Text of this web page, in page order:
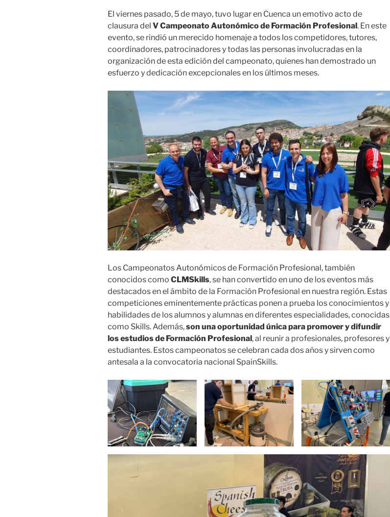
El viernes pasado, 5 de mayo, tuvo lugar en Cuenca un emotivo acto de
clausura del V Campeonato Autonómico de Formación Profesional. En este
evento, se rindió un merecido homenaje a todos los competidores, tutores,
coordinadores, patrocinadores y todas las personas involucradas en la
organización de esta edición del campeonato, quienes han demostrado un
esfuerzo y dedicación excepcionales en los últimos meses.
Los Campeonatos Autonómicos de Formación Profesional, también
conocidos como CLMSkills, se han convertido en uno de los eventos más
destacados en el ámbito de la Formación Profesional en nuestra región. Estas
competiciones eminentemente prácticas ponen a prueba los conocimientos y
habilidades de los alumnos y alumnas en diferentes especialidades, conocidas
como Skills. Además,son una oportunidad única para promover y difundir
los estudios de Formación Profesional, al reunir a profesionales, profesores y
estudiantes. Estos campeonatos se celebran cada dos años y sirven como
antesala a la convocatoria nacional SpainSkills.